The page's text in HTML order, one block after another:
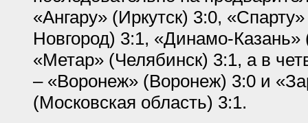
«Ангару» (Иркутск) 3:0,
Новгород) 3:1, «Динамо-Казань»
«Метар» (Челябинск) 3:1, а в
– «Воронеж» (Воронеж) 3:0 и
(Московская область) 3:1.